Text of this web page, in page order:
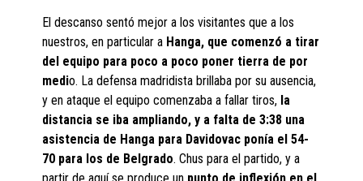
El descanso sentó mejor a los visitantes que a los
nuestros, en particular a Hanga, que comenzó a tirar
del equipo para poco a poco poner tierra de por
medio. La defensa madridista brillaba por su ausencia,
y en ataque el equipo comenzaba a fallar tiros, la
distancia se iba ampliando, y a falta de 3:38 una
asistencia de Hanga para Davidovac ponía el 54-
70 para los de Belgrado. Chus para el partido, y a